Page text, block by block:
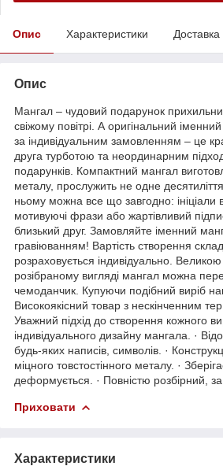
Опис Характеристики Доставка
Опис
Мангал – чудовий подарунок
свіжому повітрі. А оригінальний
за індивідуальним замовленням – це
друга турботою та неординарним
подарунків. Компактний мангал
металу, прослужить не одне
ньому можна все що завгодно: ініціали
мотивуючі фрази або жартівливий
близький друг. Замовляйте іменний
гравіюванням! Вартість створення
розраховується індивідуально.
розібраному вигляді мангал можна
чемоданчик. Купуючи подібний виріб
Високоякісний товар з нескінченним
Уважний підхід до створення кожного
індивідуального дизайну мангала. ·
будь-яких написів, символів. ·
міцного товстостінного металу. ·
деформується. · Повністю розбірний,
Приховати
Характеристики